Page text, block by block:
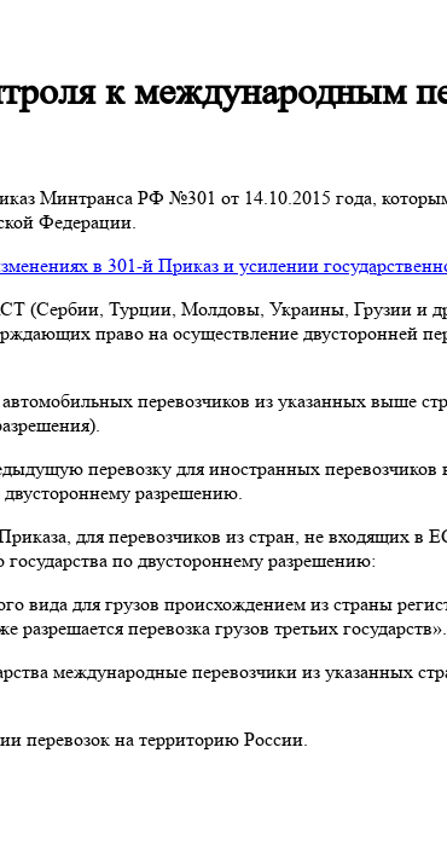
к международным
Минтранса РФ №301 от 14.10.2015 года,
Федерации.
в 301-й Приказ и усилении
(Сербии, Турции, Молдовы, Украины, Грузии и
право на осуществление двусторонней
перевозчиков из указанных выше
перевозку для иностранных
двустороннему разрешению.
для перевозчиков из стран, не входящих
государства по двустороннему разрешению:
вида для грузов происхождением из страны
перевозка грузов третьих государств».
международные перевозчики из указанных
перевозок на территорию России.